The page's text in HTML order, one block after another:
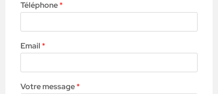
Téléphone*
Email *
Votre message*